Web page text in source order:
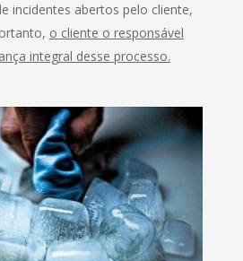
incidentes abertos pelo cliente,
o cliente o responsável
integral desse processo.